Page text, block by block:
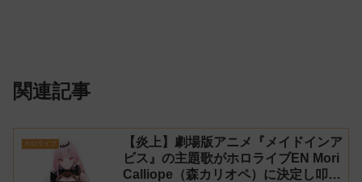
関連記事
ホロライブ
【炎上】劇場版アニメ『メイドインア
ビス』の主題歌がホロライブEN Mori
Calliope（森カリオペ）に決定し叩か